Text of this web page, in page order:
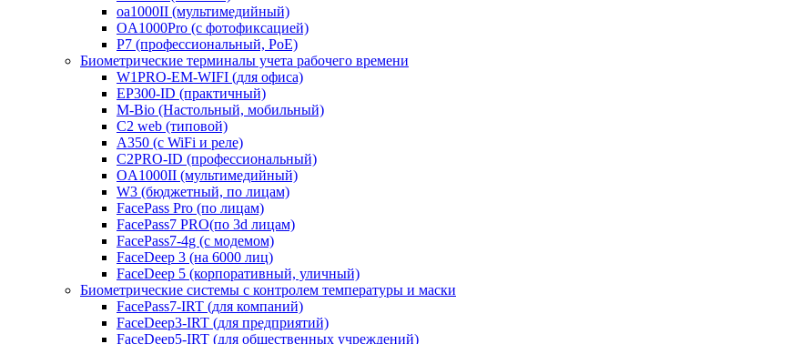
oa1000II (мультимедийный)
OA1000Pro (с фотофиксацией)
P7 (профессиональный, PoE)
Биометрические терминалы учета рабочего времени
W1PRO-EM-WIFI (для офиса)
EP300-ID (практичный)
M-Bio (Настольный, мобильный)
С2 web (типовой)
A350 (с WiFi и реле)
C2PRO-ID (профессиональный)
OA1000II (мультимедийный)
W3 (бюджетный, по лицам)
FacePass Pro (по лицам)
FacePass7 PRO(по 3d лицам)
FacePass7-4g (с модемом)
FaceDeep 3 (на 6000 лиц)
FaceDeep 5 (корпоративный, уличный)
Биометрические системы с контролем температуры и маски
FacePass7-IRT (для компаний)
FaceDeep3-IRT (для предприятий)
FaceDeep5-IRT (для общественных учреждений)